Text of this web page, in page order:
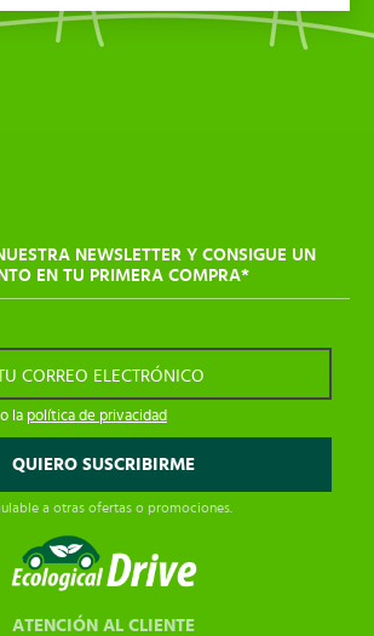
NEWSLETTER Y CONSIGUE UN
EN TU PRIMERA COMPRA*
CORREO ELECTRÓNICO
la política de privacidad
a otras ofertas o promociones.
ATENCIÓN AL CLIENTE